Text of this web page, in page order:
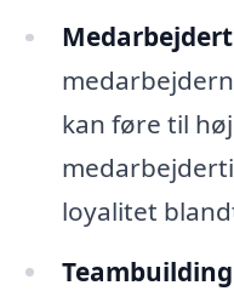
kan føre til
loyalitet